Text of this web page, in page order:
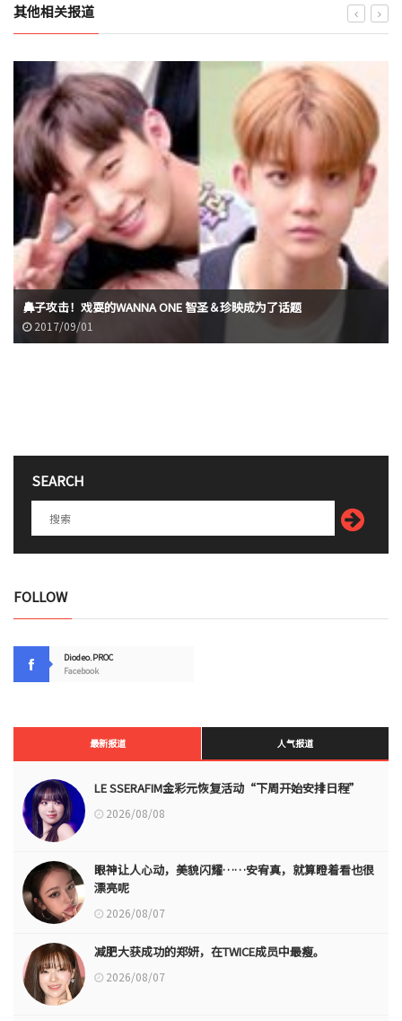
其他相关报道
鼻子攻击！戏耍的WANNA ONE 智圣＆珍映成为了话题
2017/09/01
SEARCH
FOLLOW
Diodeo.PROC
Facebook
最新报道 人气报道
LE SSERAFIM金彩元恢复活动“下周开始安排日程”
2026/08/08
眼神让人心动，美貌闪耀……安宥真，就算瞪着看也很
漂亮呢
2026/08/07
减肥大获成功的郑妍，在TWICE成员中最瘦。
2026/08/07